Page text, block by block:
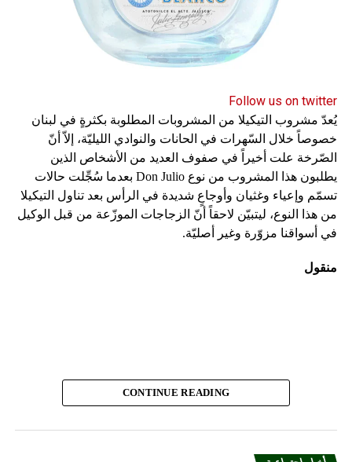
الأحداث على وقع الموسيقى! قد تكون بنية القصة مثيرة
للاهتمام، فهي تبدأ بطريقة مباشرة وتتعدد لقطات الماضي لشرح
التجارب المريعة التي عاشها بطلا القصة سابقاً في دار الأيتام.
تعليقات صوتية متواصلة وأسلوباً سردياً رتيباً. من الواضح أنهم لا
يحبذون المقاربة المبنية على عرض الأحداث بطريقة مشوّقة بدل
سردها بأسلوب ممل. في الوقت نفسه، يُصرّ الفيلم على عرض
معلومات متلاحقة وكشف الحقائق تباعاً، لكنه يخلو من صراع
أساسي. قد ينشأ صراع معيّن في النصف الثاني من الفيلم، لكنّ
الأحداث التي تسبقه لا تستحق عناء المشاهدة.
تجدر الإشارة إلى أن القصة لا ترتكز على فكرة سفاح القربى لأن
«رايجل» و»نيكا» لا ينتميان إلى العائلة نفسها ولم يكبرا معاً
كشقيقَين. يأتي التحوّل الأخير في الحبكة ليحلّ هذه المعضلة
قصص حب قوية، من الأفضل دوماً العودة إلى أعمال كلاسيكية،
على رأسها قصة روميو وجولييت!
Follow us on twitter
يُعدّ مشروب التيكيلا من المشروبات المطلوبة بكثرةٍ في لبنان
خصوصاً خلال السّهرات في الحانات والنوادي الليليّة، إلاّ أنّ
الصّرخة علت أخيراً في صفوف العديد من الأشخاص الذين
يطلبون هذا المشروب من نوع Don Julio بعدما سُجِّلت حالات
تسمّم وإعياء وغثيان وأوجاعٍ شديدة في الرأس بعد تناول التيكيلا
من هذا النوع، ليتبيّن لاحقاً أنّ الزجاجات الموزّعة من قبل الوكيل
في أسواقنا مزوّرة وغير أصليّة.
منقول
CONTINUE READING